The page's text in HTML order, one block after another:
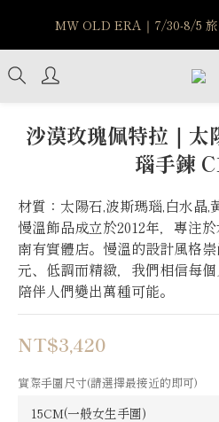
MW OLD ERA｜7/30-8/5
MW OLD ERA｜7/30-8/5
7/15-8/25 神秘星象學系列｜獅子
利
新註冊會員享$100購物金，立
MW OLD ERA｜7/30-8/5 旅
沙漠玫瑰佩特拉｜太
瑙手鍊
材質：太陽石,波斯瑪瑙,白水晶,
慢溫飾品成立於2012年，專注
南有實體店。慢溫的設計風格
元、低調而精緻，我們相信每
陪伴人們變出萬種可能。
NT$3,420
實際手圍尺寸(請選擇最接近的即可)